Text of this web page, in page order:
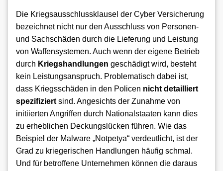
Die Kriegsausschlussklausel der Cyber Versicherung
bezeichnet nicht nur den Ausschluss von Personen-
und Sachschäden durch die Lieferung und Leistung
von Waffensystemen. Auch wenn der eigene Betrieb
durch Kriegshandlungen geschädigt wird, besteht
kein Leistungsanspruch. Problematisch dabei ist,
dass Kriegsschäden in den Policen nicht detailliert
spezifiziert sind. Angesichts der Zunahme von
initiierten Angriffen durch Nationalstaaten kann dies
zu erheblichen Deckungslücken führen. Wie das
Beispiel der Malware „Notpetya“ verdeutlicht, ist der
Grad zu kriegerischen Handlungen häufig schmal.
Und für betroffene Unternehmen können die daraus